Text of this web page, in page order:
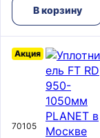
В корзину
70105
Акция